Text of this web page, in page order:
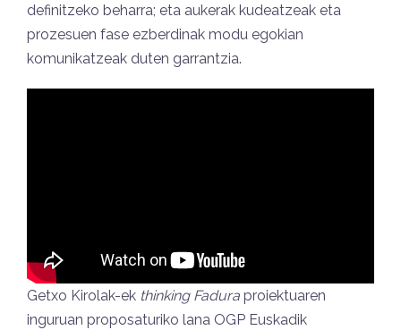
definitzeko beharra; eta aukerak kudeatzeak eta
prozesuen fase ezberdinak modu egokian
komunikatzeak duten garrantzia.
Getxo Kirolak-ek thinking Fadura proiektuaren
inguruan proposaturiko lana OGP Euskadik